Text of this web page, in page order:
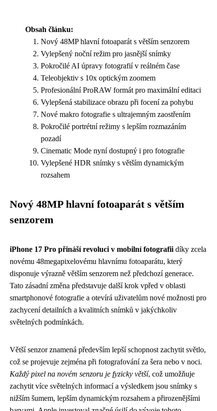
Obsah článku:
Nový 48MP hlavní fotoaparát s větším senzorem
Vylepšený noční režim pro jasnější snímky
Pokročilé AI úpravy fotografií v reálném čase
Teleobjektiv s 10x optickým zoomem
Profesionální ProRAW formát pro maximální editaci
Vylepšená stabilizace obrazu při focení za pohybu
Nové makro fotografie s ultrajemným zaostřením
Pokročilé portrétní režimy s lepším rozmazáním
pozadí
Cinematic Mode nyní dostupný i pro fotografie
Vylepšené HDR snímky s větším dynamickým
rozsahem
Nový 48MP hlavní fotoaparát s větším
senzorem
iPhone 17 Pro přináší revoluci v mobilní fotografii díky zcela
novému 48megapixelovému hlavnímu fotoaparátu, který
disponuje výrazně větším senzorem než předchozí generace.
Tato zásadní změna představuje další krok vpřed v oblasti
smartphonové fotografie a otevírá uživatelům nové možnosti pro
zachycení detailních a kvalitních snímků v jakýchkoliv
světelných podmínkách.
Větší senzor znamená především lepší schopnost zachytit světlo,
což se projevuje zejména při fotografování za šera nebo v noci.
Každý pixel na novém senzoru je fyzicky větší, což umožňuje
zachytit více světelných informací a výsledkem jsou snímky s
nižším šumem, lepším dynamickým rozsahem a přirozenějšími